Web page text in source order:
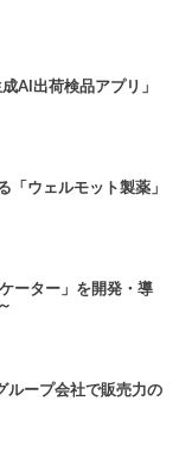
AI出荷検品アプリ」
「ウェルモット製薬」
ーター」を開発・導
ループ会社で販売力の